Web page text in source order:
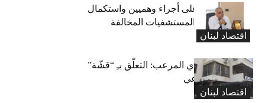
اقتصاد لبنان
كركي: الادّعاء على أجراء وهميين واستكمال
الإجراءات بحق المستشفيات المخالفة
اقتصاد لبنان
المعاش التقاعدي المرعب: التعلّق بـِ “قشّة”
الضمان الاجتماعي